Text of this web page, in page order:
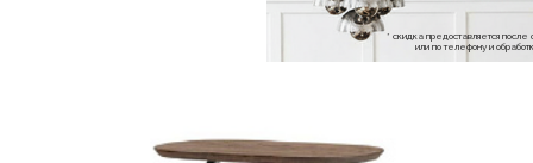
* скидка предоставляется
или по телефону и